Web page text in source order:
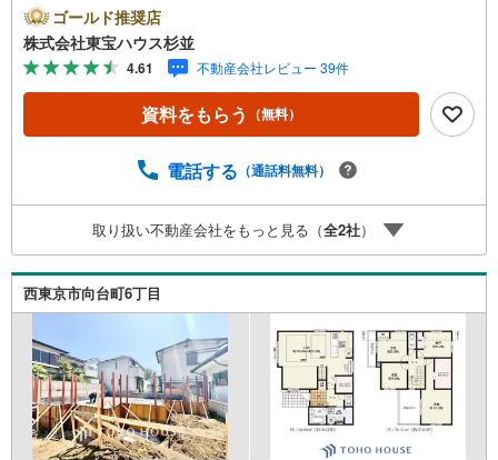
ル感と開放感です。周囲は第一種低層住居専用地域を含む
穏やかな住宅街で、広い南側公道に面しているため、どの
棟も陽当りと通風に大変恵まれています。お住まいは、こ
れからの時代に相応しい先進の「みらいエコ住宅」仕様。
初期費用無料で利用できる太陽光発電パネルと蓄電池が全
棟に標準搭載されており、日々の光熱費を賢く抑えられる
ています。さらに15年後にはシステム一式が無償譲渡され
最大95％軽減する住友ゴムの制震ユニット「MIRAIE」を採
用し、大切な家族の明日をしっかりと守る高い安全性を実
現しています。省エネ等級を誇る、武蔵野の上質な新築一
戸建てをぜひ当日のご案内で体感してください。
ゴールド推奨店
株式会社東宝ハウス杉並
4.61 不動産会社レビュー 39件
資料をもらう （無料）
電話する （通話料無料）
取り扱い不動産会社をもっと見る（全2社）
西東京市向台町6丁目